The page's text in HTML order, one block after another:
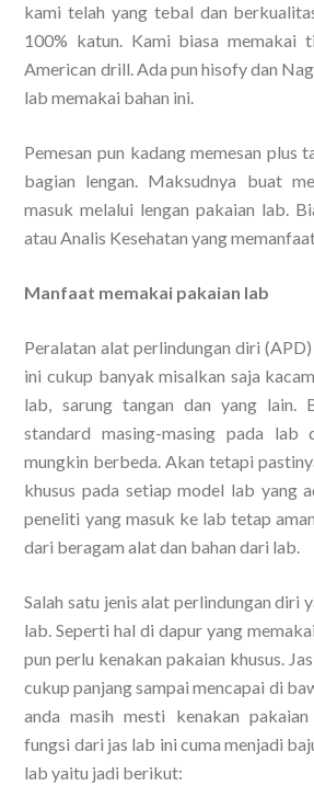
kami telah yang tebal dan
100% katun. Kami biasa memakai
American drill. Ada pun hisofy dan
lab memakai bahan ini.
Pemesan pun kadang memesan plus
bagian lengan. Maksudnya buat
masuk melalui lengan pakaian lab.
atau Analis Kesehatan yang
Manfaat memakai pakaian lab
Peralatan alat perlindungan diri
ini cukup banyak misalkan saja
lab, sarung tangan dan yang lain.
standard masing-masing pada
mungkin berbeda. Akan tetapi
khusus pada setiap model lab yang
peneliti yang masuk ke lab tetap
dari beragam alat dan bahan dari lab.
Salah satu jenis alat perlindungan diri
lab. Seperti hal di dapur yang
pun perlu kenakan pakaian khusus.
cukup panjang sampai mencapai di
anda masih mesti kenakan
fungsi dari jas lab ini cuma menjadi
lab yaitu jadi berikut: